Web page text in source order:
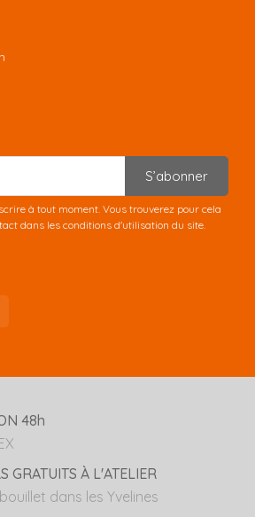
S’abonner
à tout moment. Vous trouverez pour cela
dans les conditions d'utilisation du site.
48h
GRATUITS À L'ATELIER
dans les Yvelines